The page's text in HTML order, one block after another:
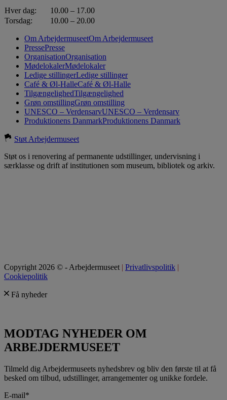
Hver dag:
10.00 – 17.00
Torsdag:
10.00 – 20.00
Om ArbejdermuseetOm Arbejdermuseet
PressePresse
OrganisationOrganisation
MødelokalerMødelokaler
Ledige stillingerLedige stillinger
Café & Øl-HalleCafé & Øl-Halle
TilgængelighedTilgængelighed
Grøn omstillingGrøn omstilling
UNESCO – VerdensarvUNESCO – Verdensarv
Produktionens DanmarkProduktionens Danmark
Støt Arbejdermuseet
Støt os i renovering af permanente udstillinger, undervisning i
særklasse og drift af institutionen som museum, bibliotek og arkiv.
Copyright 2026 © - Arbejdermuseet | Privatlivspolitik |
Cookiepolitik
Få nyheder
MODTAG NYHEDER OM
ARBEJDERMUSEET
Tilmeld dig Arbejdermuseets nyhedsbrev og bliv den første til at få
besked om tilbud, udstillinger, arrangementer og unikke fordele.
E-mail*